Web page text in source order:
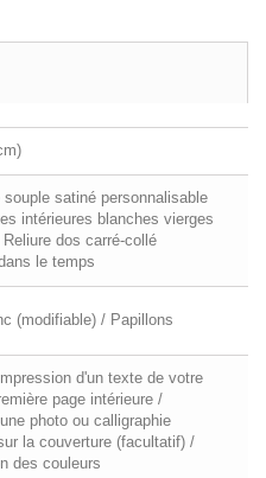
souple satiné personnalisable
intérieures blanches vierges
dos carré-collé
le temps
(modifiable) / Papillons
d'un texte de votre
page intérieure /
photo ou calligraphie
la couverture (facultatif) /
des couleurs